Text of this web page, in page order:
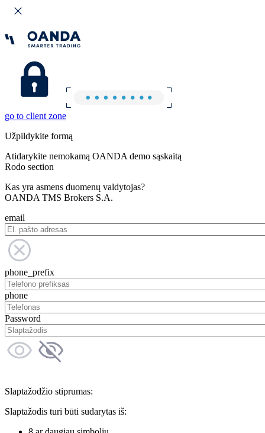
go to client zone
Užpildykite formą
Atidarykite nemokamą OANDA demo sąskaitą
Rodo section
Kas yra asmens duomenų valdytojas?
OANDA TMS Brokers S.A.
email
phone_prefix
phone
Password
Slaptažodžio stiprumas:
Slaptažodis turi būti sudarytas iš: